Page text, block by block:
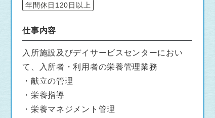
年間休日120日以上
仕事内容
入所施設及びデイサービスセンターにおい
て、入所者・利用者の栄養管理業務
・献立の管理
・栄養指導
・栄養マネジメント管理